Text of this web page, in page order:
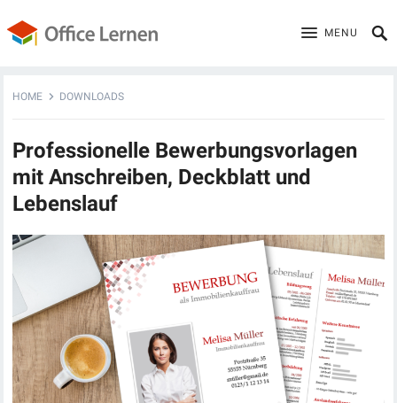
MENU
HOME DOWNLOADS
Professionelle Bewerbungsvorlagen
mit Anschreiben, Deckblatt und
Lebenslauf